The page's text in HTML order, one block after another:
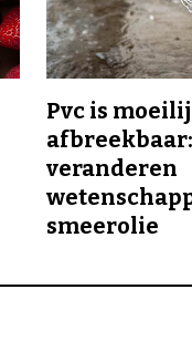
Pvc is
veranderen
smeerolie